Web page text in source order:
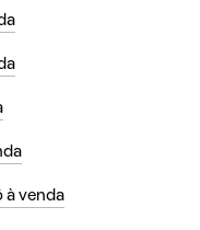
à venda